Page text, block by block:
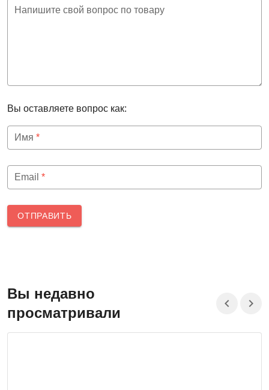
Напишите свой вопрос по товару
Вы оставляете вопрос как:
Имя *
Email *
ОТПРАВИТЬ
Вы недавно
просматривали